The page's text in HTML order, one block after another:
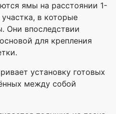
ямы на расстоянии 1-
в которые
Они впоследствии
для крепления
установку готовых
между собой